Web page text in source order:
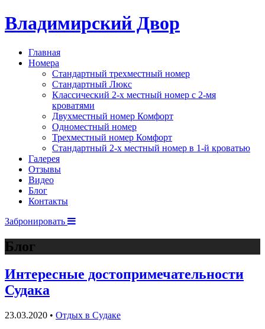
Владимирский Двор
Главная
Номера
Стандартный трехместный номер
Стандартный Люкс
Классический 2-х местный номер с 2-мя
кроватями
Двухместный номер Комфорт
Одноместный номер
Трехместный номер Комфорт
Стандартный 2-х местный номер в 1-й кроватью
Галерея
Отзывы
Видео
Блог
Контакты
Забронировать
Блог
Интересные достопримечательности
Судака
23.03.2020 • Отдых в Судаке